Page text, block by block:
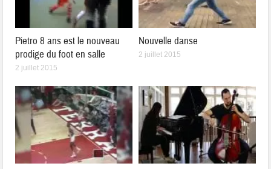
Pietro 8 ans est le nouveau
prodige du foot en salle
2 juillet 2015
Nouvelle danse
2 juillet 2015